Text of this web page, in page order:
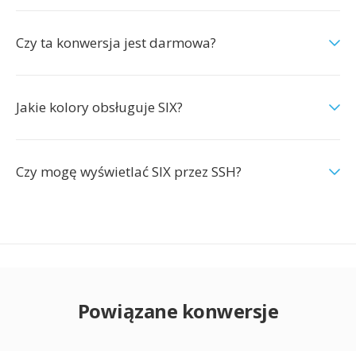
Czy ta konwersja jest darmowa?
Jakie kolory obsługuje SIX?
Czy mogę wyświetlać SIX przez SSH?
Powiązane konwersje